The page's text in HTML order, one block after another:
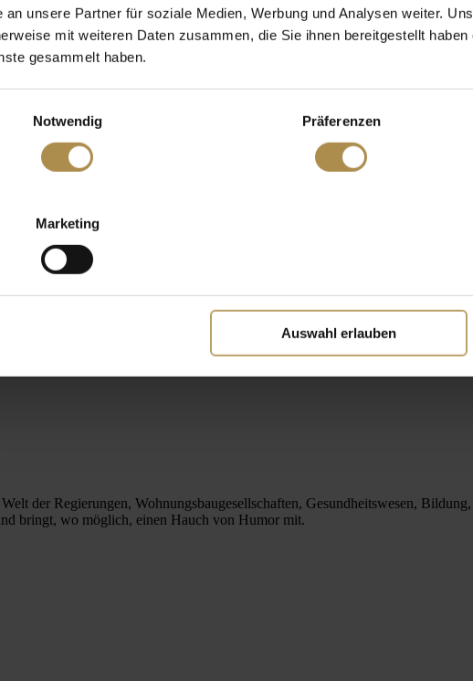
an unsere Partner für soziale Medien, Werbung und Analysen weiter.
mit weiteren Daten zusammen, die Sie ihnen bereitgestellt
gesammelt haben.
Notwendig
Präferenzen
Marketing
Auswahl erlauben
eingeben:
der Regierungen, Wohnungsbaugesellschaften, Gesundheitswesen,
bringt, wo möglich, einen Hauch von Humor mit.